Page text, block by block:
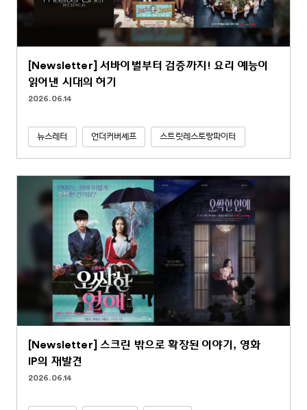
[Newsletter] 서바이벌부터 검증까지! 요리 예능이
읽어낸 시대의 허기
2026.06.14
뉴스레터 언더커버셰프 스트릿레스토랑파이터
[Newsletter] 스크린 밖으로 확장된 이야기, 영화
IP의 재발견
2026.06.14